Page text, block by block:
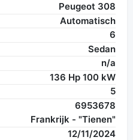
Peugeot 308
Automatisch
6
Sedan
n/a
136 Hp 100 kW
5
6953678
Frankrijk - "Tienen"
12/11/2024